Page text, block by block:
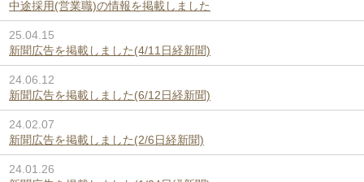
中途採用(営業職)の情報を掲載しました
25.04.15
新聞広告を掲載しました(4/11日経新聞)
24.06.12
新聞広告を掲載しました(6/12日経新聞)
24.02.07
新聞広告を掲載しました(2/6日経新聞)
24.01.26